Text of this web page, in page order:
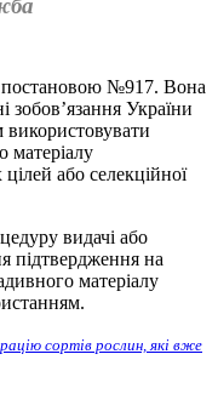
постановою №917. Вона
зобовʼязання України
матеріалу
або селекційної
видачі або
підтвердження на
матеріалу
сортів рослин, які вже